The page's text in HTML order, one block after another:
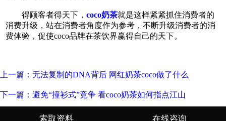
得顾客者得天下，coco奶茶就是这样紧紧抓住消费者的
消费升级，站在消费者角度作为参考，不断升级消费者的消
费体验，促使coco品牌在茶饮界赢得自己的天下。
上一篇：无法复制的DNA背后 网红奶茶coco做了什么
下一篇：避免“撞衫式”竞争 看coco奶茶如何指点江山
索取资料 在线咨询